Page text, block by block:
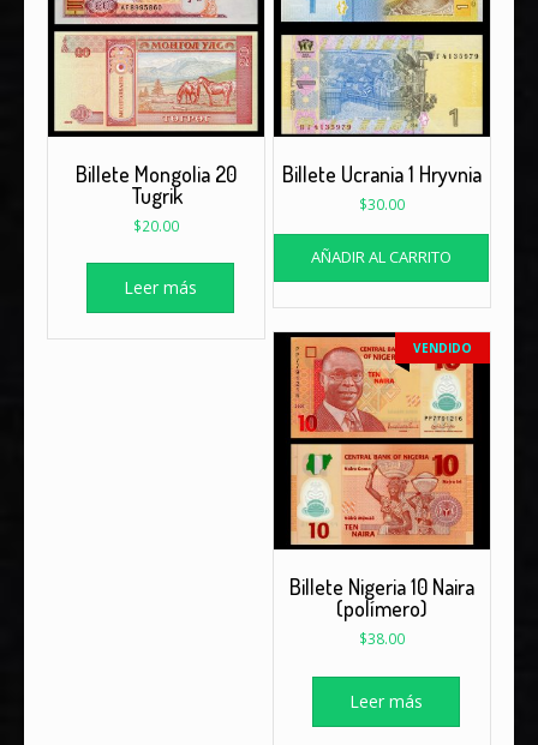
Billete Mongolia 20
Tugrik
$20.00
Leer más
Billete Ucrania 1 Hryvnia
$30.00
AÑADIR AL CARRITO
VENDIDO
Billete Nigeria 10 Naira
(polímero)
$38.00
Leer más